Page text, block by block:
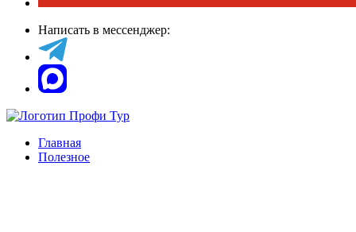
Написать в мессенджер:
Главная
Полезное